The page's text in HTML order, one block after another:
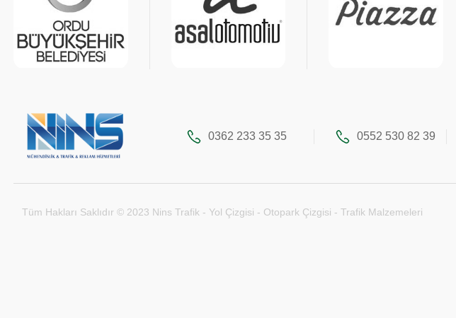
0362 233 35 35 0552 530 82 39
Tüm Hakları Saklıdır © 2023 Nins Trafik - Yol Çizgisi - Otopark Çizgisi - Trafik Malzemeleri